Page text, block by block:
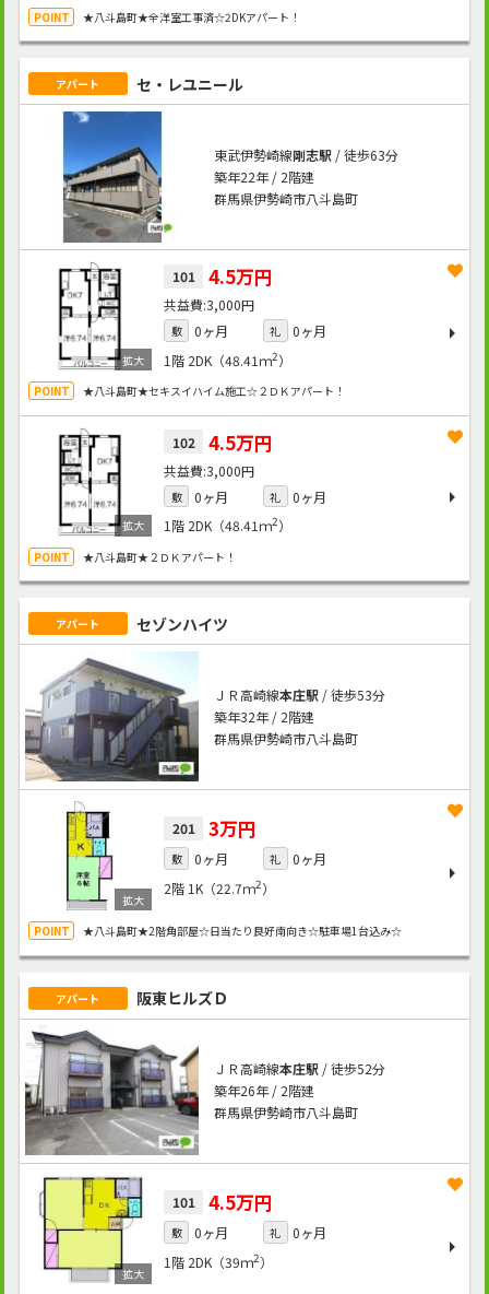
★八斗島町★全洋室工事済☆2DKアパート！
アパート セ・レユニール
東武伊勢崎線剛志駅/ 徒歩63分
築年22年 / 2階建
群馬県伊勢崎市八斗島町
101 4.5万円
3,000円
敷 0ヶ月 礼
0ヶ月
1階 2DK（48.41ｍ2）
★八斗島町★セキスイハイム施工☆２ＤＫアパート！
102 4.5万円
3,000円
敷 0ヶ月 礼
0ヶ月
1階 2DK（48.41ｍ2）
★八斗島町★２ＤＫアパート！
アパート セゾンハイツ
ＪＲ高崎線本庄駅/ 徒歩53分
築年32年 / 2階建
群馬県伊勢崎市八斗島町
201 3万円
敷 0ヶ月 礼
0ヶ月
2階 1K（22.7ｍ2）
★八斗島町★2階角部屋☆日当たり良好南向き☆駐車場1台込み☆
アパート 阪東ヒルズＤ
ＪＲ高崎線本庄駅/ 徒歩52分
築年26年 / 2階建
群馬県伊勢崎市八斗島町
101 4.5万円
敷 0ヶ月 礼
0ヶ月
1階 2DK（39ｍ2）